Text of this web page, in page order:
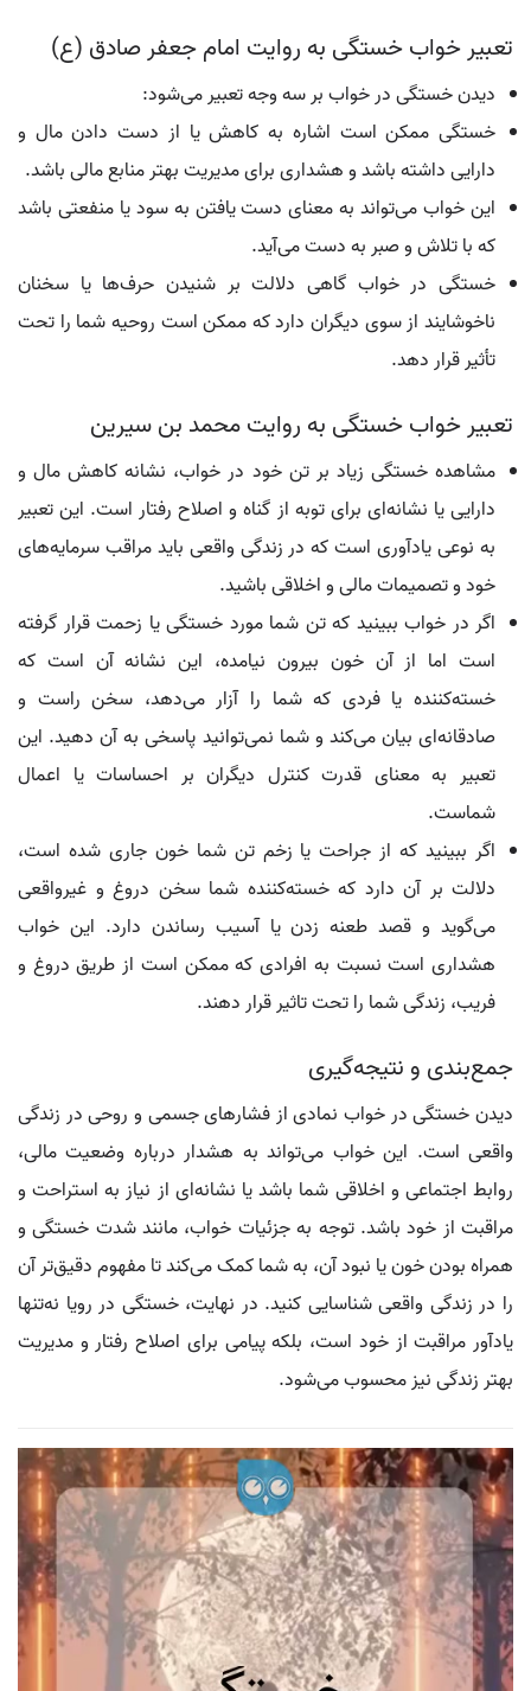
تعبیر خواب خستگی به روایت امام جعفر صادق (ع)
دیدن خستگی در خواب بر سه وجه تعبیر می‌شود:
خستگی ممکن است اشاره به کاهش یا از دست دادن مال و
دارایی داشته باشد و هشداری برای مدیریت بهتر منابع مالی باشد.
این خواب می‌تواند به معنای دست یافتن به سود یا منفعتی باشد
که با تلاش و صبر به دست می‌آید.
خستگی در خواب گاهی دلالت بر شنیدن حرف‌ها یا سخنان
ناخوشایند از سوی دیگران دارد که ممکن است روحیه شما را تحت
تأثیر قرار دهد.
تعبیر خواب خستگی به روایت محمد بن سیرین
مشاهده خستگی زیاد بر تن خود در خواب، نشانه کاهش مال و
دارایی یا نشانه‌ای برای توبه از گناه و اصلاح رفتار است. این تعبیر
به نوعی یادآوری است که در زندگی واقعی باید مراقب سرمایه‌های
خود و تصمیمات مالی و اخلاقی باشید.
اگر در خواب ببینید که تن شما مورد خستگی یا زحمت قرار گرفته
است اما از آن خون بیرون نیامده، این نشانه آن است که
خسته‌کننده یا فردی که شما را آزار می‌دهد، سخن راست و
صادقانه‌ای بیان می‌کند و شما نمی‌توانید پاسخی به آن دهید. این
تعبیر به معنای قدرت کنترل دیگران بر احساسات یا اعمال
شماست.
اگر ببینید که از جراحت یا زخم تن شما خون جاری شده است،
دلالت بر آن دارد که خسته‌کننده شما سخن دروغ و غیرواقعی
می‌گوید و قصد طعنه زدن یا آسیب رساندن دارد. این خواب
هشداری است نسبت به افرادی که ممکن است از طریق دروغ و
فریب، زندگی شما را تحت تاثیر قرار دهند.
جمع‌بندی و نتیجه‌گیری
دیدن خستگی در خواب نمادی از فشارهای جسمی و روحی در زندگی
واقعی است. این خواب می‌تواند به هشدار درباره وضعیت مالی،
روابط اجتماعی و اخلاقی شما باشد یا نشانه‌ای از نیاز به استراحت و
مراقبت از خود باشد. توجه به جزئیات خواب، مانند شدت خستگی و
همراه بودن خون یا نبود آن، به شما کمک می‌کند تا مفهوم دقیق‌تر آن
را در زندگی واقعی شناسایی کنید. در نهایت، خستگی در رویا نه‌تنها
یادآور مراقبت از خود است، بلکه پیامی برای اصلاح رفتار و مدیریت
بهتر زندگی نیز محسوب می‌شود.